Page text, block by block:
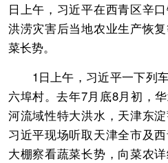
日上午，习近平在西青区辛
洪涝灾害后当地农业生产恢
菜长势。
1日上午，习近平一下列车
六埠村。去年7月底8月初，
河流域性特大洪水，天津东淀
习近平现场听取天津全市及
大棚察看蔬菜长势，向菜农